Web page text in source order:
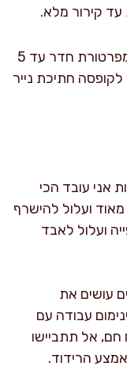
אחסון: שומרים בקופסה אטומה בטמפרטורת חדר עד 5
לקופסה חתיכת נייר
אני עובד הכי
מאוד ועלול להישרף
ועלול לאבד
עושים את
עבודה עם
חם, אל תתביישו
הרידוד.